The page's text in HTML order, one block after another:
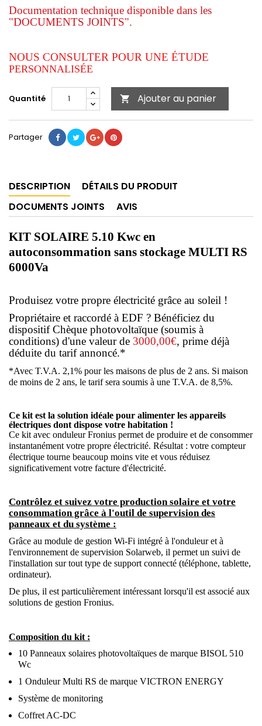
Documentation technique disponible dans les
"DOCUMENTS JOINTS".
NOUS CONSULTER POUR UNE ÉTUDE
PERSONNALISÉE
Quantité  Ajouter au panier
Partager
DESCRIPTION
DÉTAILS DU PRODUIT
DOCUMENTS JOINTS
AVIS
KIT SOLAIRE 5.10 Kwc en
autoconsommation sans stockage MULTI RS
6000Va
Produisez votre propre électricité grâce au soleil !
Propriétaire et raccordé à EDF ? Bénéficiez du
dispositif Chèque photovoltaïque (soumis à
conditions) d'une valeur de 3000,00€, prime déjà
déduite du tarif annoncé.*
*Avec T.V.A. 2,1% pour les maisons de plus de 2 ans. Si maison
de moins de 2 ans, le tarif sera soumis à une T.V.A. de 8,5%.
Ce kit est la solution idéale pour alimenter les appareils
électriques dont dispose votre habitation !
Ce kit avec onduleur Fronius permet de produire et de consommer
instantanément votre propre électricité. Résultat : votre compteur
électrique tourne beaucoup moins vite et vous réduisez
significativement votre facture d'électricité.
Contrôlez et suivez votre production solaire et votre
consommation grâce à l'outil de supervision des
panneaux et du système :
Grâce au module de gestion Wi-Fi intégré à l'onduleur et à
l'environnement de supervision Solarweb, il permet un suivi de
l'installation sur tout type de support connecté (téléphone, tablette,
ordinateur).
De plus, il est particulièrement intéressant lorsqu'il est associé aux
solutions de gestion Fronius.
Composition du kit :
10 Panneaux solaires photovoltaïques de marque BISOL 510
Wc
1 Onduleur Multi RS de marque VICTRON ENERGY
Système de monitoring
Coffret AC-DC